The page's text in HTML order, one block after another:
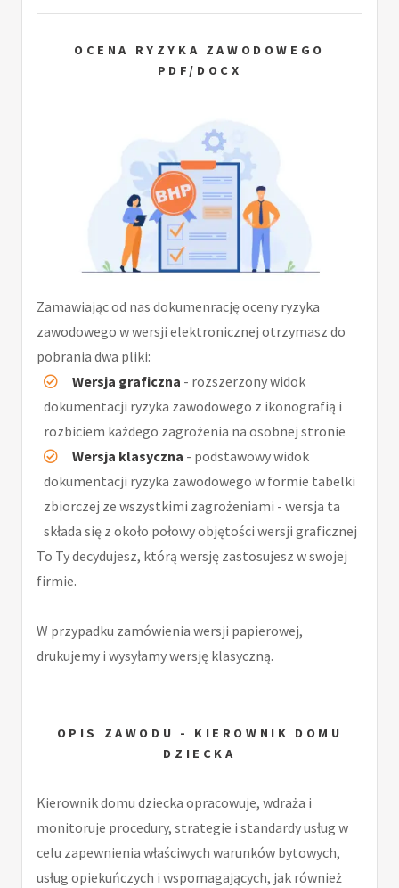
OCENA RYZYKA ZAWODOWEGO
PDF/DOCX
Zamawiając od nas dokumenrację oceny ryzyka
zawodowego w wersji elektronicznej otrzymasz do
pobrania dwa pliki:
Wersja graficzna - rozszerzony widok
dokumentacji ryzyka zawodowego z ikonografią i
rozbiciem każdego zagrożenia na osobnej stronie
Wersja klasyczna - podstawowy widok
dokumentacji ryzyka zawodowego w formie tabelki
zbiorczej ze wszystkimi zagrożeniami - wersja ta
składa się z około połowy objętości wersji graficznej
To Ty decydujesz, którą wersję zastosujesz w swojej
firmie.
W przypadku zamówienia wersji papierowej,
drukujemy i wysyłamy wersję klasyczną.
OPIS ZAWODU - KIEROWNIK DOMU
DZIECKA
Kierownik domu dziecka opracowuje, wdraża i
monitoruje procedury, strategie i standardy usług w
celu zapewnienia właściwych warunków bytowych,
usług opiekuńczych i wspomagających, jak również